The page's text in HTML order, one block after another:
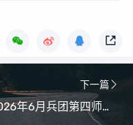
下一篇
2026年6月兵团第四师总医院紧缺岗位招聘公告（49人）